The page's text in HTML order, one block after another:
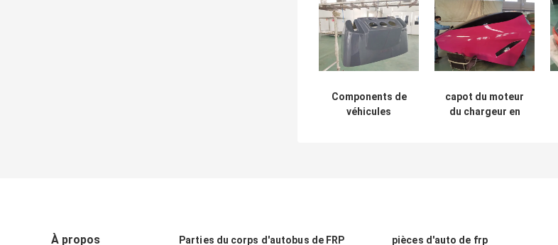
Components de
véhicules
capot du moteur
du chargeur en
À propos Parties du corps d'autobus de FRP pièces d'auto de frp